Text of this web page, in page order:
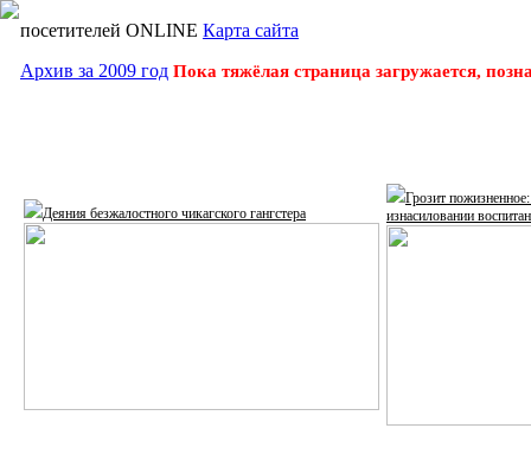
посетителей ONLINE Карта сайта
Архив за 2009 год Пока тяжёлая страница загружается,
Деяния безжалостного чикагского гангстера
Грозит
изнасиловании